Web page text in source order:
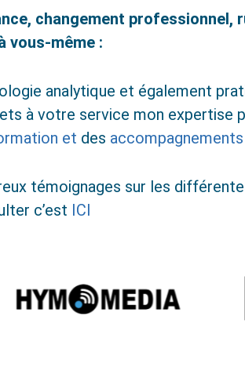
changement professionnel,
vous-même :
analytique et également
à votre service mon expertise
et des
témoignages sur les
c’est ICI